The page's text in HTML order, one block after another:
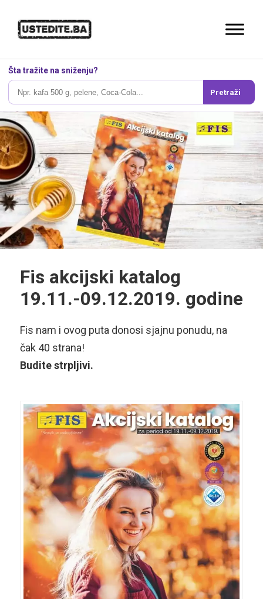
Šta tražite na sniženju?
Pretraži
Fis akcijski katalog
19.11.-09.12.2019. godine
Fis nam i ovog puta donosi sjajnu ponudu, na
čak 40 strana!
Budite strpljivi.